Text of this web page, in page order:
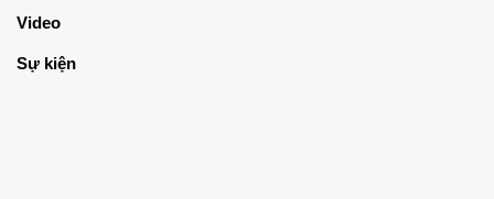
Video
Sự kiện